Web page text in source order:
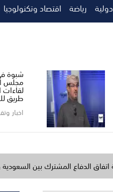
رياضة اقتصاد وتكنولوجيا
شبوة
مجلس
طريق
اخبار
بين السعودية وتركيا